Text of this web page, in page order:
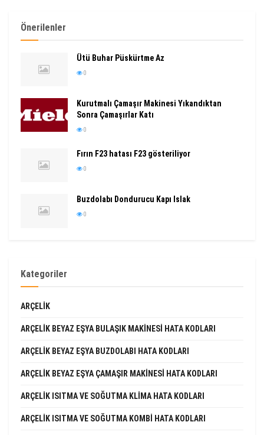
Önerilenler
Ütü Buhar Püskürtme Az
0
Kurutmalı Çamaşır Makinesi Yıkandıktan
Sonra Çamaşırlar Katı
0
Fırın F23 hatası F23 gösteriliyor
0
Buzdolabı Dondurucu Kapı Islak
0
Kategoriler
ARÇELIK
ARÇELIK BEYAZ EŞYA BULAŞIK MAKINESI HATA KODLARI
ARÇELIK BEYAZ EŞYA BUZDOLABI HATA KODLARI
ARÇELIK BEYAZ EŞYA ÇAMAŞIR MAKINESI HATA KODLARI
ARÇELIK ISITMA VE SOĞUTMA KLIMA HATA KODLARI
ARÇELIK ISITMA VE SOĞUTMA KOMBI HATA KODLARI